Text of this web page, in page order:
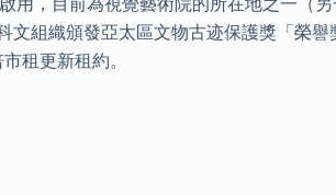
組織頒發亞太區文物古迹保護獎「榮譽
租更新租約。